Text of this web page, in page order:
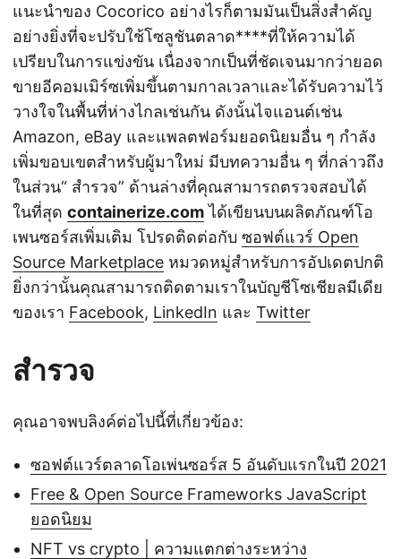
แนะนำของ Cocorico อย่างไรก็ตามมันเป็นสิ่งสำคัญ
อย่างยิ่งที่จะปรับใช้โซลูชันตลาด****ที่ให้ความได้
เปรียบในการแข่งขัน เนื่องจากเป็นที่ชัดเจนมากว่ายอด
ขายอีคอมเมิร์ซเพิ่มขึ้นตามกาลเวลาและได้รับความไว้
วางใจในพื้นที่ห่างไกลเช่นกัน ดังนั้นไจแอนต์เช่น
Amazon, eBay และแพลตฟอร์มยอดนิยมอื่น ๆ กำลัง
เพิ่มขอบเขตสำหรับผู้มาใหม่ มีบทความอื่น ๆ ที่กล่าวถึง
ในส่วน“ สำรวจ” ด้านล่างที่คุณสามารถตรวจสอบได้
ในที่สุด containerize.comได้เขียนบนผลิตภัณฑ์โอ
เพนซอร์สเพิ่มเติม โปรดติดต่อกับ ซอฟต์แวร์ Open
Source Marketplace หมวดหมู่สำหรับการอัปเดตปกติ
ยิ่งกว่านั้นคุณสามารถติดตามเราในบัญชีโซเชียลมีเดีย
ของเรา Facebook, LinkedIn และ Twitter
สำรวจ
คุณอาจพบลิงค์ต่อไปนี้ที่เกี่ยวข้อง:
ซอฟต์แวร์ตลาดโอเพ่นซอร์ส 5 อันดับแรกในปี 2021
Free & Open Source Frameworks JavaScript
ยอดนิยม
NFT vs crypto | ความแตกต่างระหว่าง